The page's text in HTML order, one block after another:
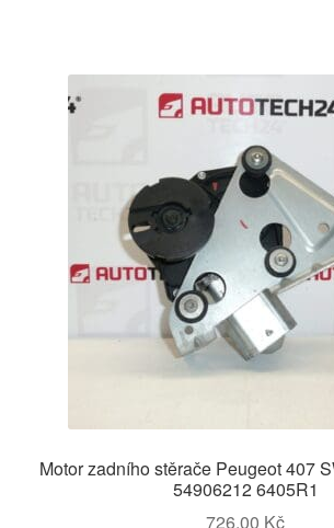
Motor zadního stěrače Peugeot 407
54906212 6405R1
726,00 Kč